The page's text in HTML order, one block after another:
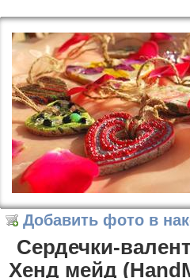
Добавить фото в
Сердечки-
Хенд мейд